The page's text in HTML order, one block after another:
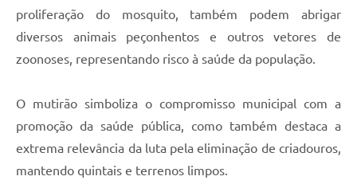
proliferação do mosquito, também podem abrigar
diversos animais peçonhentos e outros vetores de
zoonoses, representando risco à saúde da população.
O mutirão simboliza o compromisso municipal com a
promoção da saúde pública, como também destaca a
extrema relevância da luta pela eliminação de criadouros,
mantendo quintais e terrenos limpos.